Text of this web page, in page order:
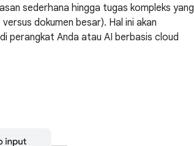
sederhana hingga tugas kompleks yang
dokumen besar). Hal ini akan
perangkat Anda atau AI berbasis cloud